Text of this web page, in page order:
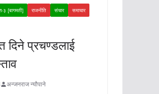
३ [बागमती] राजनीति संचार
समाचार
दिने प्रचण्डलाई
अन्जनराज न्यौपाने